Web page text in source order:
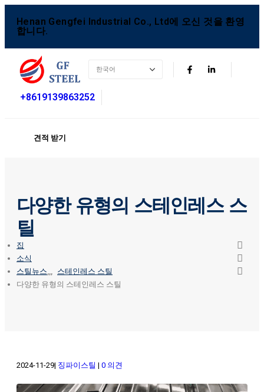
Henan Gengfei Industrial Co., Ltd에 오신 것을 환영
합니다.
+8619139863252
견적 받기
다양한 유형의 스테인레스 스
틸
집
소식
스틸뉴스
스테인레스 스틸
다양한 유형의 스테인레스 스틸
2024-11-29 징파이스틸 0 의견